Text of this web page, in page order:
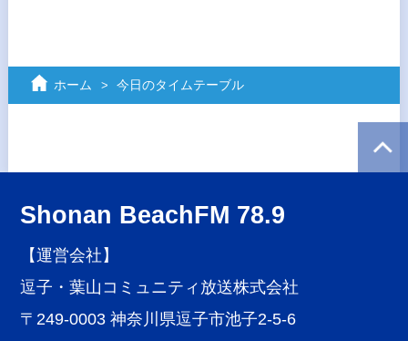
ホーム 今日のタイムテーブル
Shonan BeachFM 78.9
【運営会社】
逗子・葉山コミュニティ放送株式会社
〒249-0003 神奈川県逗子市池子2-5-6